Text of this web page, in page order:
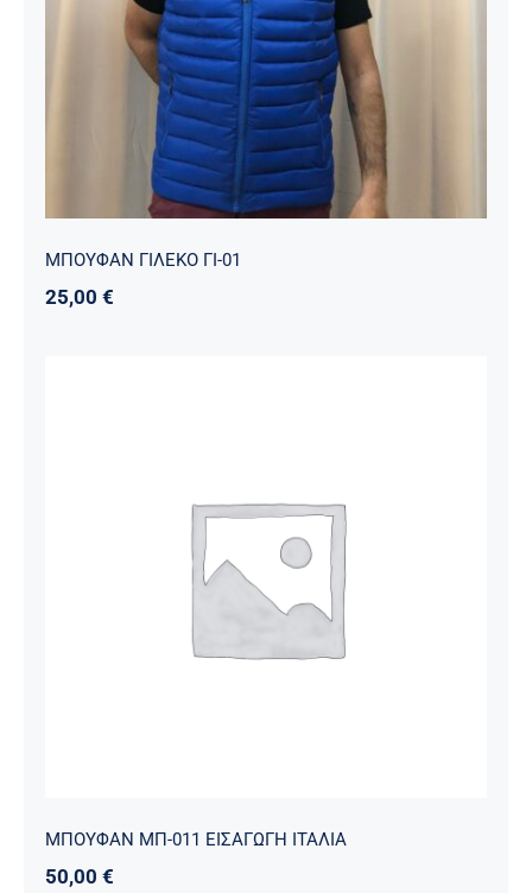
ΜΠΟΥΦΑΝ ΓΙΛΕΚΟ ΓΙ-01
25,00 €
ΜΠΟΥΦΑΝ ΜΠ-011 ΕΙΣΑΓΩΓΗ ΙΤΑΛΙΑ
ΜΠΟΥΦΑΝ ΜΠ-011 ΕΙΣΑΓΩΓΗ ΙΤΑΛΙΑ
50,00 €